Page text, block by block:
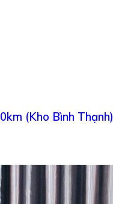
(Kho Bình Thạnh)